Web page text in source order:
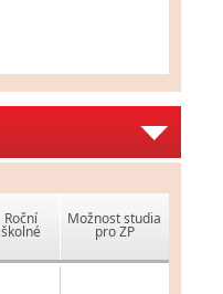
Roční
školné
Možnost studia
pro ZP